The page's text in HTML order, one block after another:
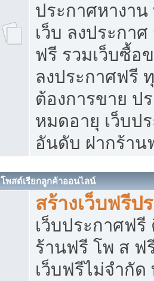
ประกาศหางา
เว็บ ลงประกา
ฟรี รวมเว็บซื้อ
ลงประกาศฟรี
ต้องการขาย ป
หมดอายุ เว็บป
อันดับ ฝากร้าน
โพสต์เรียกลูกค้าออนไลน์
สร้างเว็บฟรีป
เว็บประกาศฟ
ร้านฟรี โพ ส ฟ
เว็บฟรีไม่จำกัด